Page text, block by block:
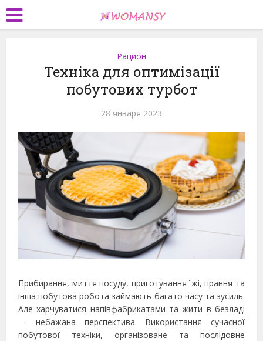
Рацион
Техніка для оптимізації
побутових турбот
28 января 2023
Прибирання, миття посуду, приготування їжі, прання та
інша побутова робота займають багато часу та зусиль.
Але харчуватися напівфабрикатами та жити в безладі
— небажана перспектива. Використання сучасної
побутової техніки, організоване та послідовне